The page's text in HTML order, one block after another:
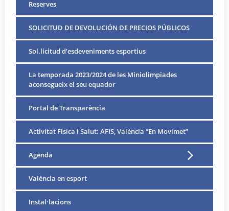
Reserves
SOLICITUD DE DEVOLUCIÓN DE PRECIOS PÚBLICOS
Sol.licitud d’esdeveniments esportius
La temporada 2023/2024 de les Miniolimpiades
aconsegueix el seu equador
Portal de Transparència
Activitat Física i Salut: AFIS, València “En Movimet”
Agenda
València en esport
Instal·lacions